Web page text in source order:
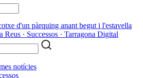
d'un pàrquing anant begut i l'estavella
Reus · Successos · Tarragona Digital
notícies